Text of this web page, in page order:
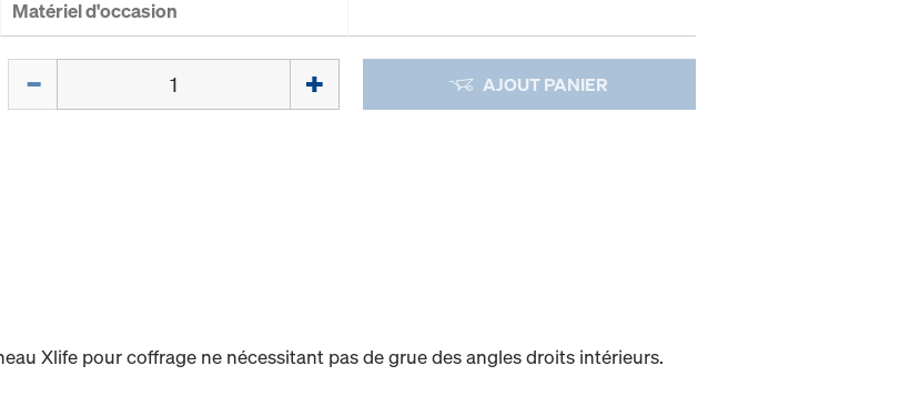
Matériel d'occasion
AJOUT PANIER
Xlife pour coffrage ne nécessitant pas de grue des angles droits intérieurs.